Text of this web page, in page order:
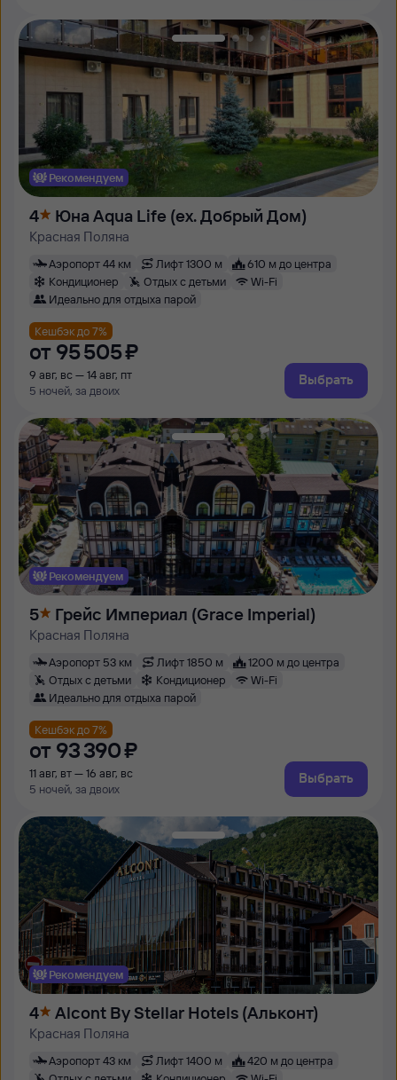
Рекомендуем
4 Юна Aqua Life (ex. Добрый Дом)
Красная Поляна
Аэропорт 44 км Лифт 1300 м
610 м до центра
Кондиционер
Отдых с детьми
Wi-Fi
Идеально для отдыха парой
Кешбэк до 7%
от 95 ⁠505 ⁠₽
9 авг, вс — 14 авг, пт
5 ночей, за двоих
Выбрать
Рекомендуем
5 Грейс Империал (Grace Imperial)
Красная Поляна
Аэропорт 53 км Лифт 1850 м
1200 м до центра
Отдых с детьми
Кондиционер
Wi-Fi
Идеально для отдыха парой
Кешбэк до 7%
от 93 ⁠390 ⁠₽
11 авг, вт — 16 авг, вс
5 ночей, за двоих
Выбрать
Рекомендуем
4 Alсont By Stellar Hotels (Альконт)
Красная Поляна
Аэропорт 43 км Лифт 1400 м
420 м до центра